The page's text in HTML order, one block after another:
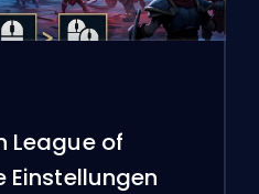
League of
Einstellungen